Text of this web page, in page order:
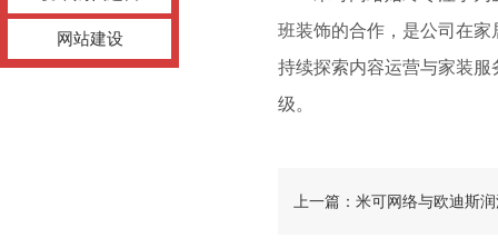
班装饰的合作，是公司在
持续探索内容运营与家装
级。
上一篇：米可网络与欧迪斯
网站建设